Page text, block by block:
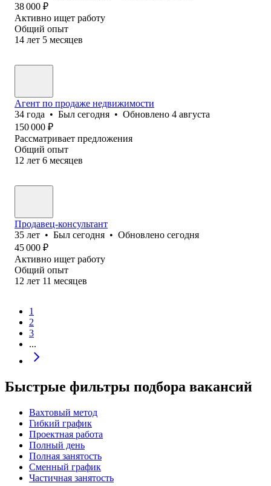
38 000 ₽
Активно ищет работу
Общий опыт
14 лет 5 месяцев
Агент по продаже недвижимости
34 года • Был сегодня • Обновлено 4 августа
150 000 ₽
Рассматривает предложения
Общий опыт
12 лет 6 месяцев
Продавец-консультант
35 лет • Был сегодня • Обновлено сегодня
45 000 ₽
Активно ищет работу
Общий опыт
12 лет 11 месяцев
1
2
3
...
Быстрые фильтры подбора вакансий
Вахтовый метод
Гибкий график
Проектная работа
Полный день
Полная занятость
Сменный график
Частичная занятость